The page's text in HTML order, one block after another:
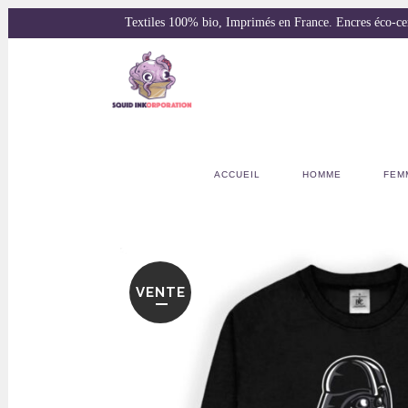
Textiles 100% bio, Imprimés en France. Encres éco-
ACCUEIL HOMME
VENTE